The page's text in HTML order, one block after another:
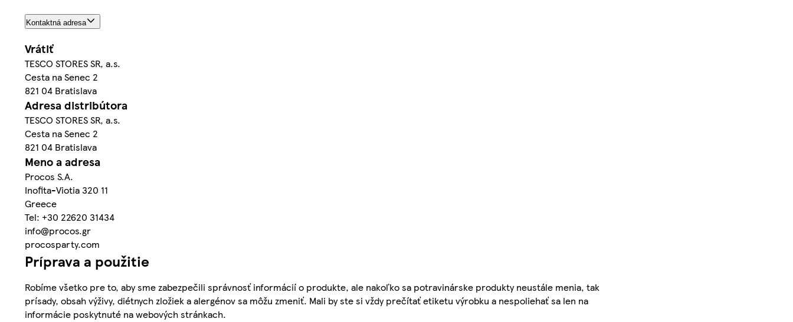
Kontaktná adresa
Vrátiť
TESCO STORES SR, a.s.
Cesta na Senec 2
821 04 Bratislava
Adresa distribútora
TESCO STORES SR, a.s.
Cesta na Senec 2
821 04 Bratislava
Meno a adresa
Procos S.A.
Inofita-Viotia 320 11
Greece
Tel: +30 22620 31434
info@procos.gr
procosparty.com
Príprava a použitie
Robíme všetko pre to, aby sme zabezpečili správnosť informácií o produkte, ale nakoľko sa potravinárske produkty neustále menia, tak
prísady, obsah výživy, diétnych zložiek a alergénov sa môžu zmeniť. Mali by ste si vždy prečítať etiketu výrobku a nespoliehať sa len na
informácie poskytnuté na webových stránkach.